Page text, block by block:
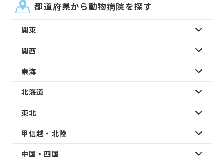
都道府県から動物病院を探す
関東
関西
東海
北海道
東北
甲信越・北陸
中国・四国